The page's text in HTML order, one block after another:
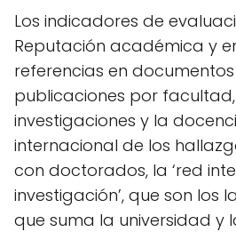
Los indicadores de
Reputación académica y
referencias en
publicaciones por
investigaciones y la
internacional de los
con doctorados, la ‘red
investigación’, que son los
que suma la universidad y